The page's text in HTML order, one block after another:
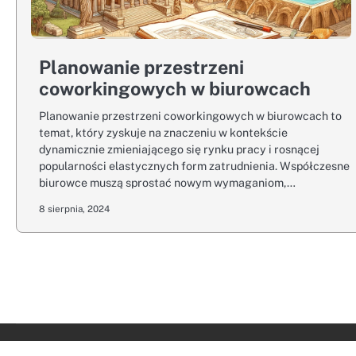
Planowanie przestrzeni
coworkingowych w biurowcach
Planowanie przestrzeni coworkingowych w biurowcach to
temat, który zyskuje na znaczeniu w kontekście
dynamicznie zmieniającego się rynku pracy i rosnącej
popularności elastycznych form zatrudnienia. Współczesne
biurowce muszą sprostać nowym wymaganiom,…
8 sierpnia, 2024